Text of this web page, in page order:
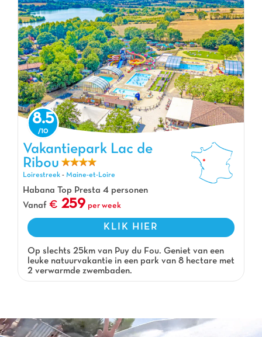
Vakantiepark Lac de Ribou, Vakantiepark Loirestreek
8.5
Vakantiepark Lac de
Ribou
Loirestreek - Maine-et-Loire
Habana Top Presta 4 personen
Vanaf
259 per week
KLIK HIER
Op slechts 25km van Puy du Fou. Geniet van een
leuke natuurvakantie in een park van 8 hectare met
2 verwarmde zwembaden.